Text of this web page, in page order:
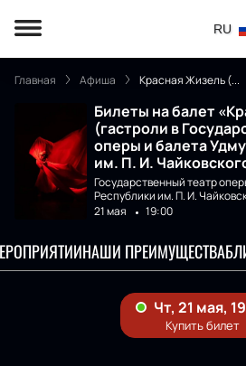
RU
Главная Афиша Красная Жизель (...
Билеты на балет
(гастроли в
оперы и балета
им. П. И.
Государственный театр
Республики им. П. И.
21 мая
19:00
НАШИ ПРЕИМУЩЕСТВА